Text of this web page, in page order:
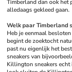
Timberland dan ook het
alledaags gekleed gaan.
Welk paar Timberland
Heb je eenmaal
begint de zoektocht
past nu eigenlijk het
sneakers van
Killington sneakers echt